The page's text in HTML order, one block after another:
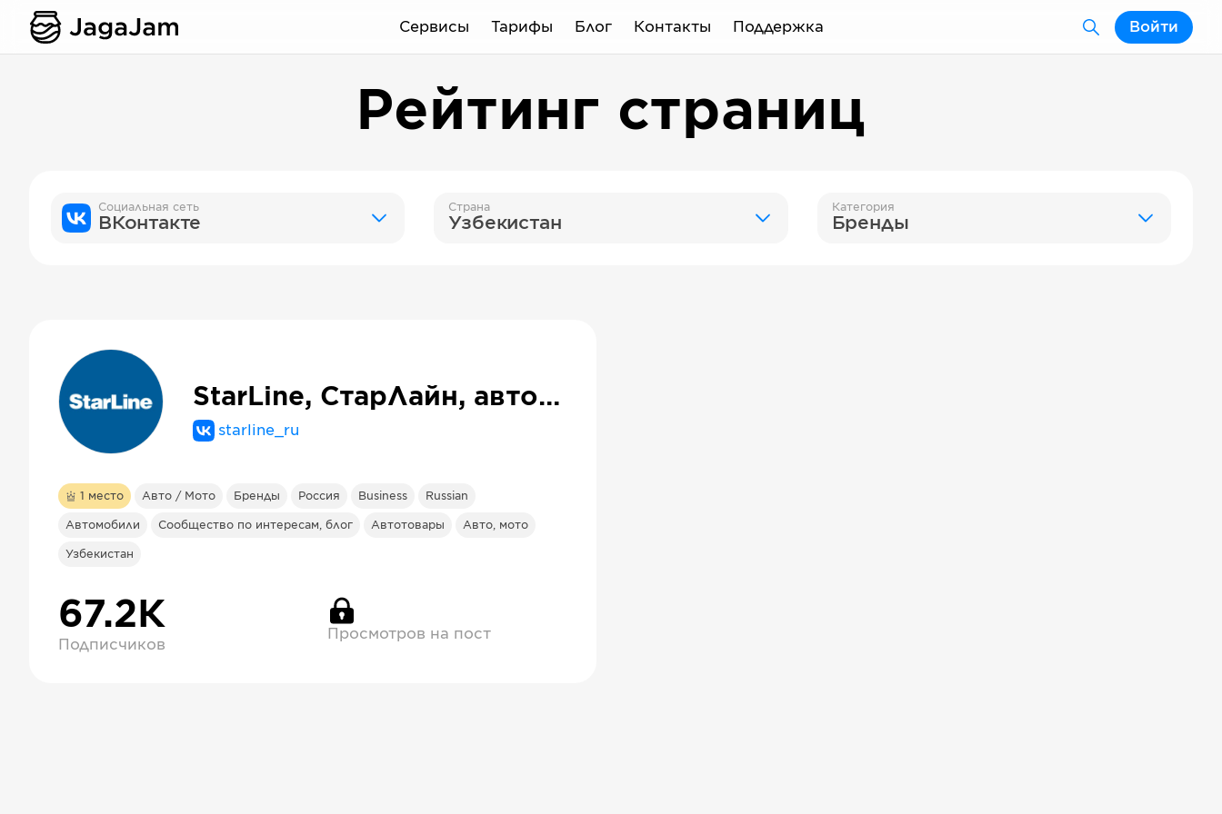
Сервисы Тарифы Блог Контакты Поддержка Войти
Рейтинг страниц
Социальная сеть
ВКонтакте
Страна
Узбекистан
Категория
Бренды
StarLine, СтарЛайн, автомобильные системы охраны
starline_ru
1 место Авто / Мото Бренды Россия Business Russian
Автомобили Сообщество по интересам, блог Автотовары Авто, мото
Узбекистан
67.2К
Подписчиков
Просмотров на пост